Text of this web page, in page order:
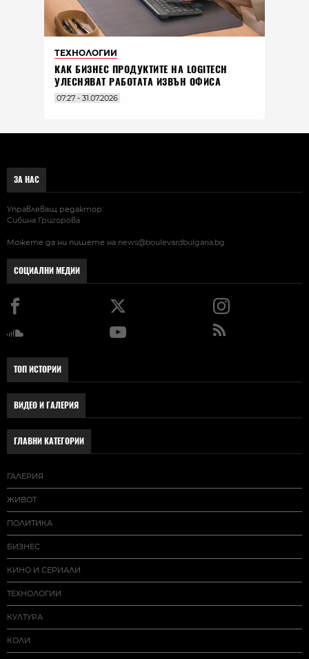
ТЕХНОЛОГИИ
КАК БИЗНЕС ПРОДУКТИТЕ НА LOGITECH
УЛЕСНЯВАТ РАБОТАТА ИЗВЪН ОФИСА
07:27 - 31.07.2026
ЗА НАС
Управляващ редактор:
Сибина Григорова
Можете да ни пишете на news@boulevardbulgaria.bg
СОЦИАЛНИ МЕДИИ
ТОП ИСТОРИИ
ВИДЕО И ГАЛЕРИЯ
ГЛАВНИ КАТЕГОРИИ
ГАЛЕРИЯ
ЖИВОТ
ПОЛИТИКА
БИЗНЕС
КИНО И СЕРИАЛИ
ТЕХНОЛОГИИ
КУЛТУРА
КОЛИ